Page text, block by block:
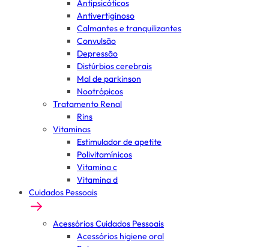
Antipsicóticos
Antivertiginoso
Calmantes e tranquilizantes
Convulsão
Depressão
Distúrbios cerebrais
Mal de parkinson
Nootrópicos
Tratamento Renal
Rins
Vitaminas
Estimulador de apetite
Polivitamínicos
Vitamina c
Vitamina d
Cuidados Pessoais
Acessórios Cuidados Pessoais
Acessórios higiene oral